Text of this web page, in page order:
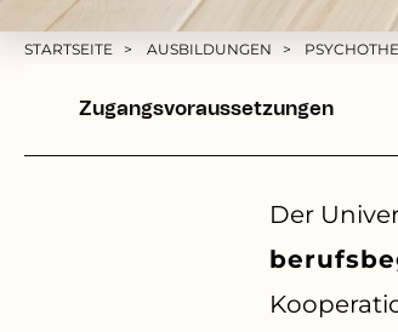
dummy caption text
STARTSEITE AUSBILDUNGEN
Zugangsvoraussetzungen
Der